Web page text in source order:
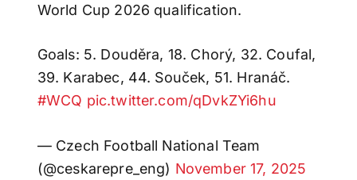
World Cup 2026 qualification.
Goals: 5. Douděra, 18. Chorý, 32. Coufal,
39. Karabec, 44. Souček, 51. Hranáč.
#WCQ pic.twitter.com/qDvkZYi6hu
— Czech Football National Team
(@ceskarepre_eng) November 17, 2025